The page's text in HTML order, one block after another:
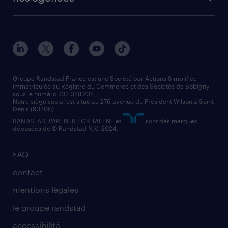
manutentionnaire
assistant administratif
comptable
solutions opérationnelles
contact entreprise
faq intérim / recrutement
nos agences par ville
nos agences par région
nos cabinets de recrutement
FAQ
contact
mentions légales
le groupe randstad
accessibilité
Groupe Randstad France est une Société par Actions Simplifiée
immatriculée au Registre du Commerce et des Sociétés de Bobigny
sous le numéro 702 028 234.
Notre siège social est situé au 276 avenue du Président Wilson à Saint
Denis (93200).
RANDSTAD, PARTNER FOR TALENT et
sont des marques
déposées de © Randstad N.V. 2024.